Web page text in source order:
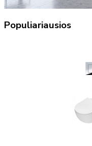
Populiariausios